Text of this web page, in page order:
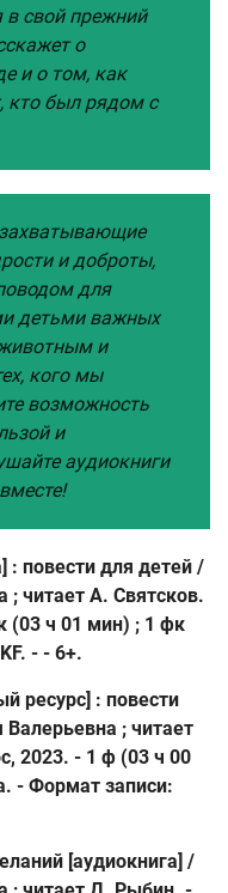
в свой прежний
о
и о том, как
кто был рядом с
и доброты,
для
детьми важных
и
кого мы
возможность
и
аудиокниги
: повести для детей /
; читает А. Святсков.
(03 ч 01 мин) ; 1 фк
- - 6+.
ресурс] : повести
; читает
2023. - 1 ф (03 ч 00
- Формат записи:
[аудиокнига] /